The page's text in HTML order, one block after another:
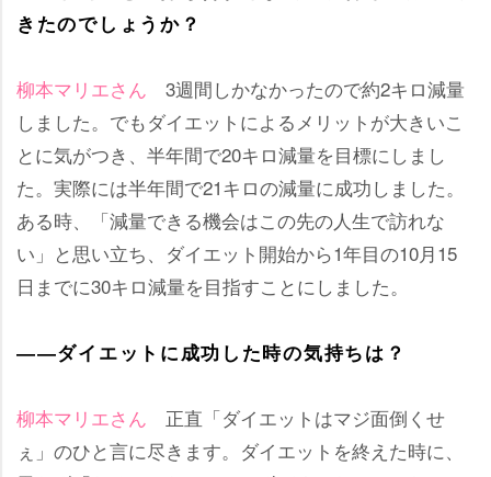
きたのでしょうか？
柳本マリエさん 3週間しかなかったので約2キロ減量
しました。でもダイエットによるメリットが大きいこ
とに気がつき、半年間で20キロ減量を目標にしまし
た。実際には半年間で21キロの減量に成功しました。
ある時、「減量できる機会はこの先の人生で訪れな
い」と思い立ち、ダイエット開始から1年目の10月15
日までに30キロ減量を目指すことにしました。
――ダイエットに成功した時の気持ちは？
柳本マリエさん 正直「ダイエットはマジ面倒くせ
ぇ」のひと言に尽きます。ダイエットを終えた時に、